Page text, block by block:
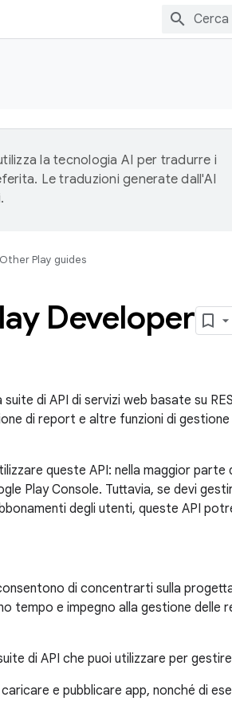
la tecnologia AI per tradurre i
Le traduzioni generate dall'AI
Other Play guides
Developer
di API di servizi web basate su
di report e altre funzioni di
queste API: nella maggior
Play Console. Tuttavia, se devi
degli utenti, queste API
di concentrarti sulla
tempo e impegno alla gestione delle
di API che puoi utilizzare per
e pubblicare app, nonché di